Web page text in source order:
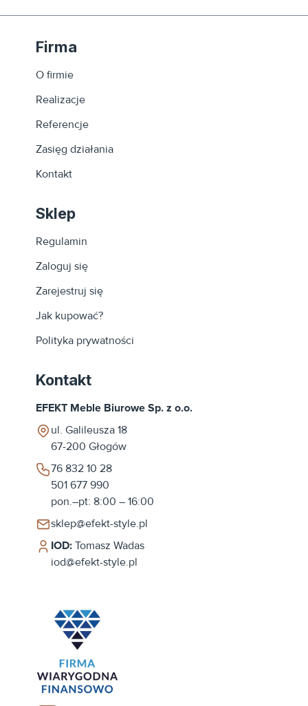
Firma
O firmie
Realizacje
Referencje
Zasięg działania
Kontakt
Sklep
Regulamin
Zaloguj się
Zarejestruj się
Jak kupować?
Polityka prywatności
Kontakt
EFEKT Meble Biurowe Sp. z o.o.
ul. Galileusza 18
67-200 Głogów
76 832 10 28
501 677 990
pon.–pt: 8:00 – 16:00
sklep@efekt-style.pl
IOD: Tomasz Wadas
iod@efekt-style.pl